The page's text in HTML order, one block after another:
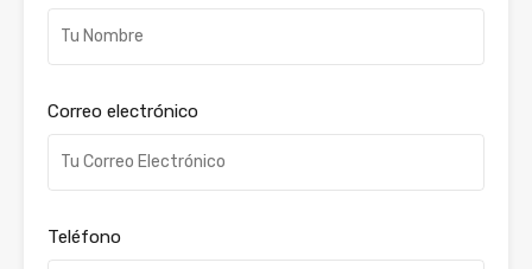
Correo electrónico
Teléfono